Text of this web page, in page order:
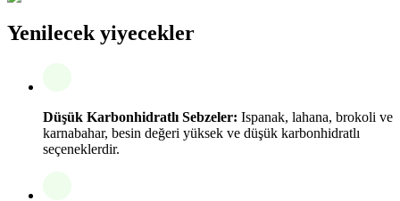
Yenilecek yiyecekler
Düşük Karbonhidratlı Sebzeler: Ispanak, lahana, brokoli ve
karnabahar, besin değeri yüksek ve düşük karbonhidratlı
seçeneklerdir.